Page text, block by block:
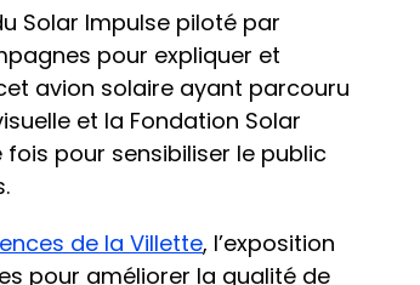
Solar Impulse piloté par
pour expliquer et
avion solaire ayant parcouru
et la Fondation Solar
pour sensibiliser le public
de la Villette, l’exposition
pour améliorer la qualité de